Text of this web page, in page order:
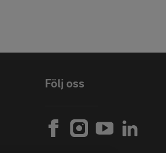
Följ oss